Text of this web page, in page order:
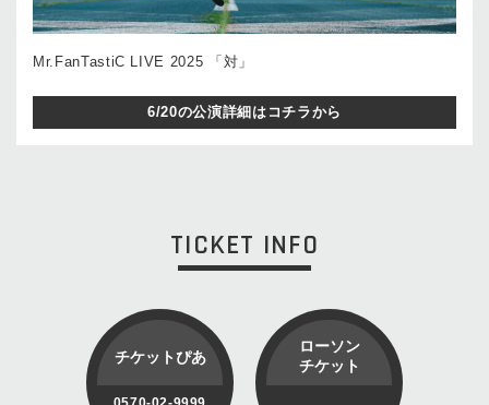
Mr.FanTastiC LIVE 2025 「対」
6/20の公演詳細はコチラから
TICKET INFO
チケットぴあ
ローソン
チケット